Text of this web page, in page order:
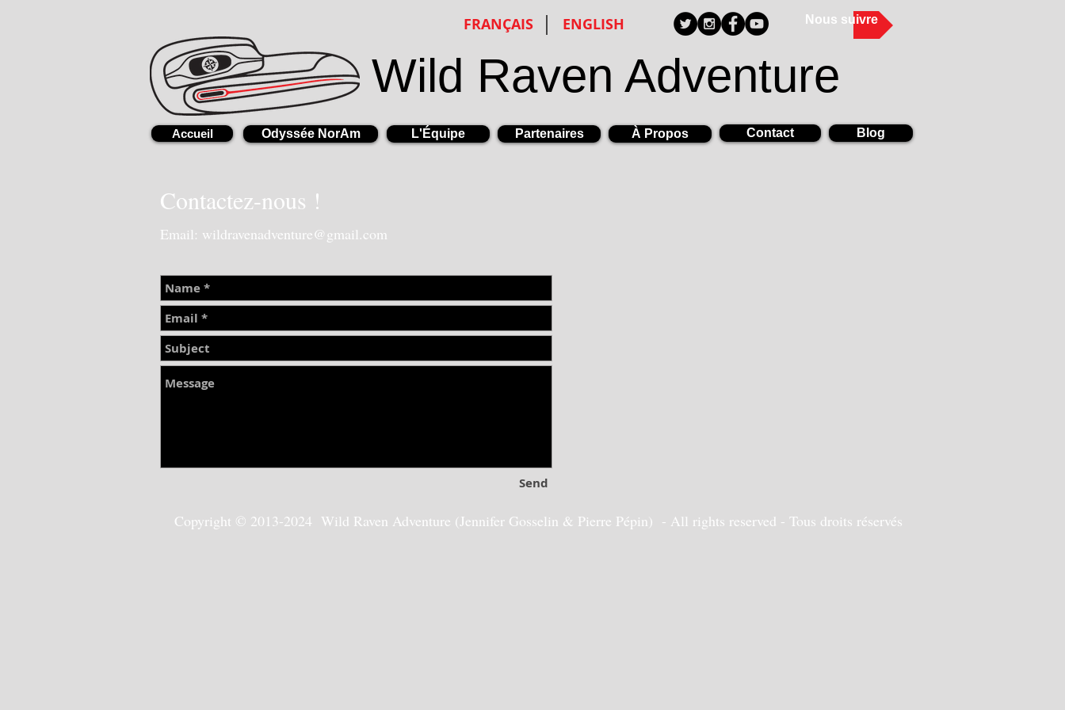
FRANÇAIS ENGLISH Nous suivre
Wild Raven Adventure
Blog
Contact
À Propos
Partenaires
L'Équipe
Accueil Odyssée NorAm
Contactez-nous !
Email: wildravenadventure@gmail.com
Send
Copyright © 2013-2024 Wild Raven Adventure (Jennifer Gosselin & Pierre Pépin) - All rights reserved - Tous droits réservés